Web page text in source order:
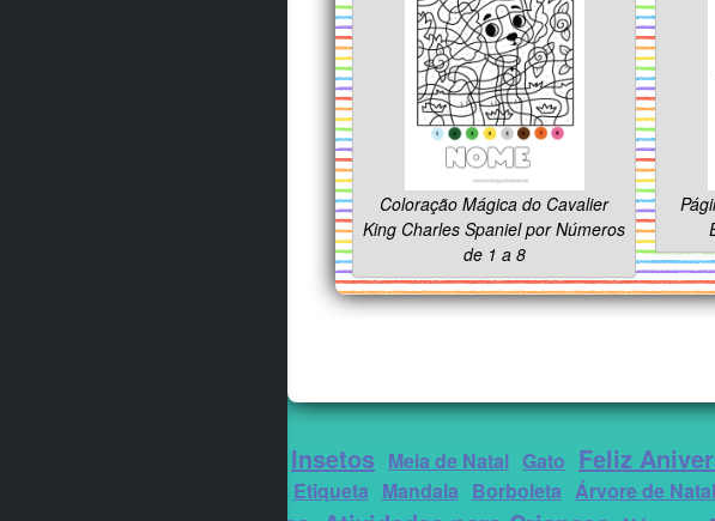
Coloração Mágica do Cavalier
King Charles Spaniel por Números
de 1 a 8
Insetos Meia de Natal Gato Feliz
Etiqueta Mandala Borboleta Árvore de Natal